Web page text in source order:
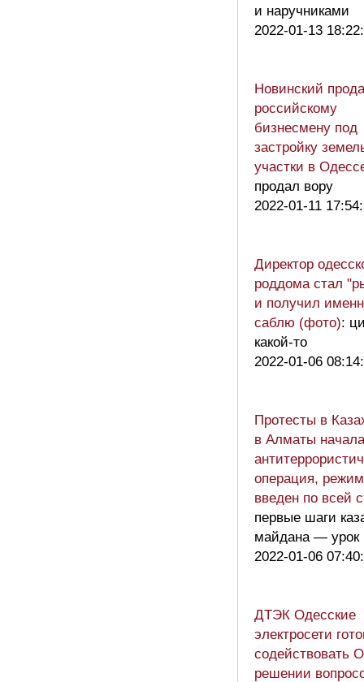
и наручниками
2022-01-13
Новинский
российскому
бизнесмену под
застройку
участки в
продал вору
2022-01-11
Директор
роддома стал
и получил
саблю (фото):
какой-то
2022-01-06
Протесты в
в Алматы
операция,
введен по всей
первые шаги
майдана — урок
2022-01-06
ДТЭК Одесские
электросети
содействовать
решении